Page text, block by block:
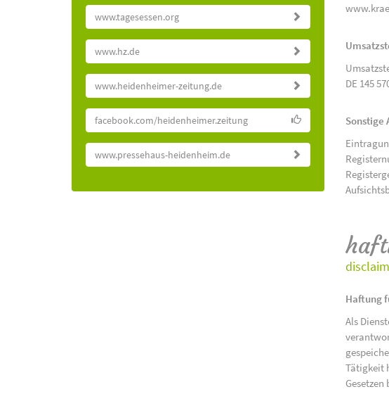
www.tagesessen.org
www.hz.de
www.heidenheimer-zeitung.de
facebook.com/heidenheimer.zeitung
www.pressehaus-heidenheim.de
DE 145
Sonstige
Haftung
Als
Tätigkeit